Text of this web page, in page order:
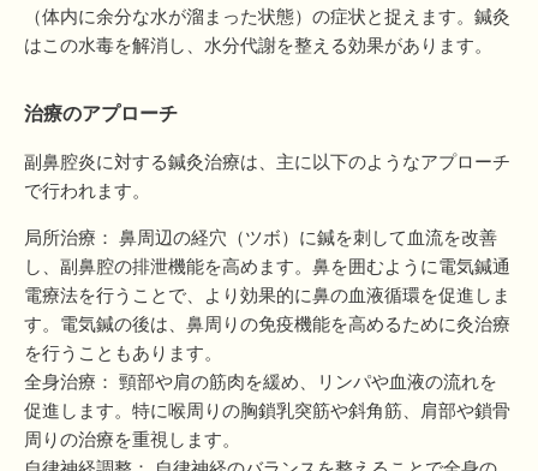
（体内に余分な水が溜まった状態）の症状と捉えます。鍼灸
はこの水毒を解消し、水分代謝を整える効果があります。
治療のアプローチ
副鼻腔炎に対する鍼灸治療は、主に以下のようなアプローチ
で行われます。
局所治療： 鼻周辺の経穴（ツボ）に鍼を刺して血流を改善
し、副鼻腔の排泄機能を高めます。鼻を囲むように電気鍼通
電療法を行うことで、より効果的に鼻の血液循環を促進しま
す。電気鍼の後は、鼻周りの免疫機能を高めるために灸治療
を行うこともあります。
全身治療： 頸部や肩の筋肉を緩め、リンパや血液の流れを
促進します。特に喉周りの胸鎖乳突筋や斜角筋、肩部や鎖骨
周りの治療を重視します。